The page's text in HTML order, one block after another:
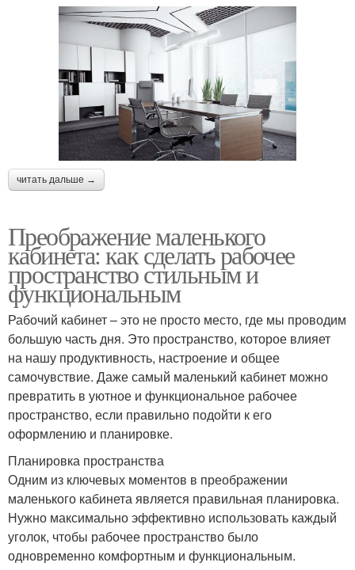
читать дальше →
Преображение маленького
кабинета: как сделать рабочее
пространство стильным и
функциональным
Рабочий кабинет – это не просто место, где мы проводим
большую часть дня. Это пространство, которое влияет
на нашу продуктивность, настроение и общее
самочувствие. Даже самый маленький кабинет можно
превратить в уютное и функциональное рабочее
пространство, если правильно подойти к его
оформлению и планировке.
Планировка пространства
Одним из ключевых моментов в преображении
маленького кабинета является правильная планировка.
Нужно максимально эффективно использовать каждый
уголок, чтобы рабочее пространство было
одновременно комфортным и функциональным.